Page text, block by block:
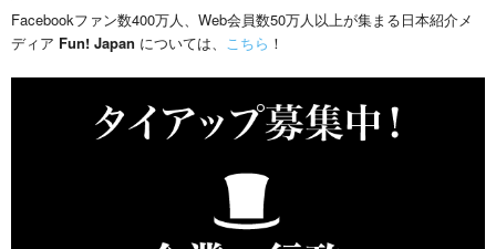
Facebookファン数400万人、Web会員数50万人以上が集まる日本紹介メ
ディア Fun! Japan については、 こちら ！